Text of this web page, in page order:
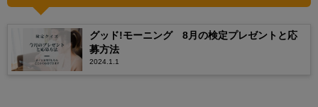
グッド!モーニング 8月の検定プレゼントと応
募方法
2024.1.1